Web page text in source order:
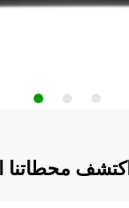
اكتشف محطاتنا